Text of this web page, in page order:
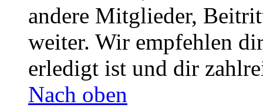
andere Mitglieder,
weiter. Wir empfehlen
erledigt ist und dir
Nach oben